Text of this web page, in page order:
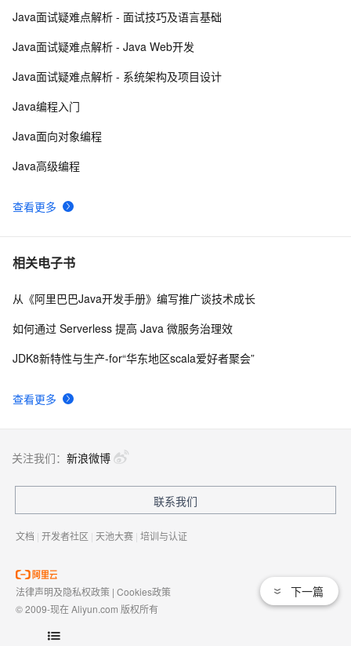
8 SCALA常规练习B
10Scala 语言学习之语言基础（2）
查看更多
Java面试疑难点解析 - 面试技巧及语言基础
Java面试疑难点解析 - Java Web开发
Java面试疑难点解析 - 系统架构及项目设计
Java编程入门
Java面向对象编程
Java高级编程
相关电子书
查看更多
从《阿里巴巴Java开发手册》编写推广谈技术成长
如何通过 Serverless 提高 Java 微服务治理效
JDK8新特性与生产-for“华东地区scala爱好者聚会”
下一篇
关注我们： 新浪微博
联系我们
文档 | 开发者社区 | 天池大赛 | 培训与认证
法律声明及隐私权政策 | Cookies政策
© 2009-现在 Aliyun.com 版权所有
域名注册服务机构许可：